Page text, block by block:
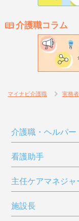
介護職コラム
マイナビ介護職 実務
介護職・ヘルパー
看護助手
主任ケアマネジャ
施設長